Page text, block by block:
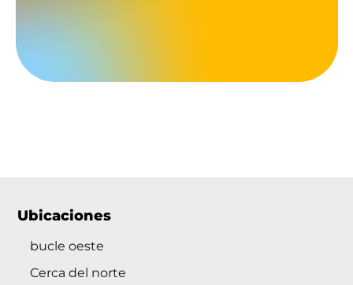
Ubicaciones
bucle oeste
Cerca del norte